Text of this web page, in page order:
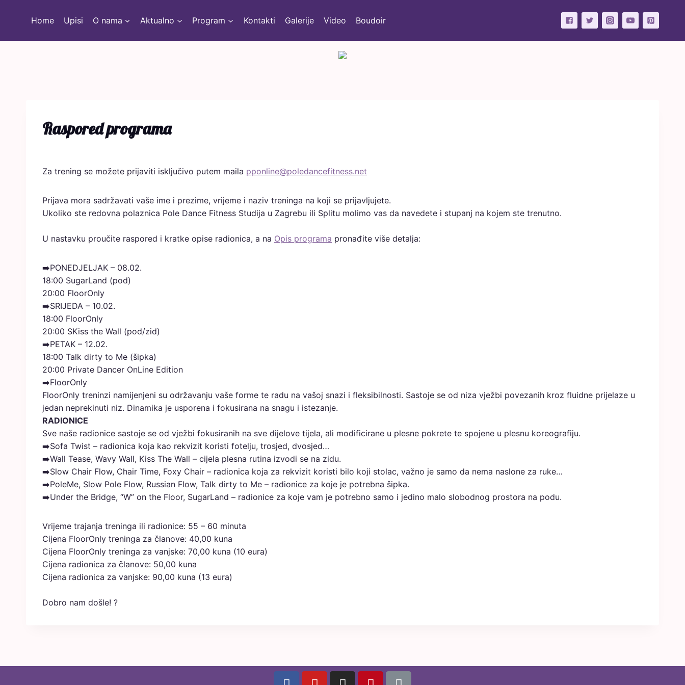
Home Upisi O nama Aktualno Program Kontakti Galerije Video Boudoir
Raspored programa
Za trening se možete prijaviti isključivo putem maila pponline@poledancefitness.net
Prijava mora sadržavati vaše ime i prezime, vrijeme i naziv treninga na koji se prijavljujete.
Ukoliko ste redovna polaznica Pole Dance Fitness Studija u Zagrebu ili Splitu molimo vas da navedete i stupanj na kojem ste trenutno.
U nastavku proučite raspored i kratke opise radionica, a na Opis programa pronađite više detalja:
➡️PONEDJELJAK – 08.02.
18:00 SugarLand (pod)
20:00 FloorOnly
➡️SRIJEDA – 10.02.
18:00 FloorOnly
20:00 SKiss the Wall (pod/zid)
➡️PETAK – 12.02.
18:00 Talk dirty to Me (šipka)
20:00 Private Dancer OnLine Edition
➡️FloorOnly
FloorOnly treninzi namijenjeni su održavanju vaše forme te radu na vašoj snazi i fleksibilnosti. Sastoje se od niza vježbi povezanih kroz fluidne prijelaze u
jedan neprekinuti niz. Dinamika je usporena i fokusirana na snagu i istezanje.
RADIONICE
Sve naše radionice sastoje se od vježbi fokusiranih na sve dijelove tijela, ali modificirane u plesne pokrete te spojene u plesnu koreografiju.
➡️Sofa Twist – radionica koja kao rekvizit koristi fotelju, trosjed, dvosjed…
➡️Wall Tease, Wavy Wall, Kiss The Wall – cijela plesna rutina izvodi se na zidu.
➡️Slow Chair Flow, Chair Time, Foxy Chair – radionica koja za rekvizit koristi bilo koji stolac, važno je samo da nema naslone za ruke…
➡️PoleMe, Slow Pole Flow, Russian Flow, Talk dirty to Me – radionice za koje je potrebna šipka.
➡️Under the Bridge, “W” on the Floor, SugarLand – radionice za koje vam je potrebno samo i jedino malo slobodnog prostora na podu.
Vrijeme trajanja treninga ili radionice: 55 – 60 minuta
Cijena FloorOnly treninga za članove: 40,00 kuna
Cijena FloorOnly treninga za vanjske: 70,00 kuna (10 eura)
Cijena radionica za članove: 50,00 kuna
Cijena radionica za vanjske: 90,00 kuna (13 eura)
Dobro nam došle! ?